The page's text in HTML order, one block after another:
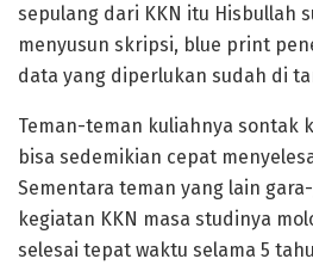
sepulang dari KKN itu Hisbullah
menyusun skripsi, blue print
data yang diperlukan sudah di
Teman-teman kuliahnya sontak
bisa sedemikian cepat
Sementara teman yang lain
kegiatan KKN masa studinya
selesai tepat waktu selama 5